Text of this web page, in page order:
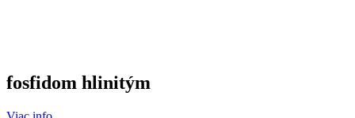
fosfidom hlinitým